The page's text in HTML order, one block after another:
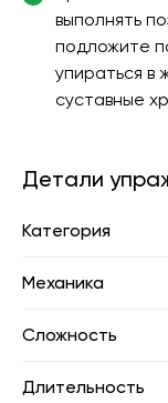
выполнять
подложите
упираться в
суставные
Детали
Категория
Механика
Сложность
Длительность